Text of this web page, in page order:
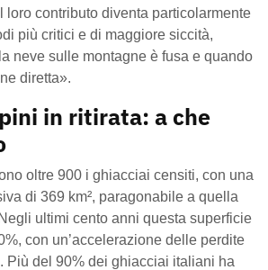
loro contributo diventa particolarmente
più critici e di maggiore siccità,
neve sulle montagne è fusa e quando
diretta».
in ritirata: a che
oltre 900 i ghiacciai censiti, con una
di 369 km², paragonabile a quella
ultimi cento anni questa superficie
con un’accelerazione delle perdite
Più del 90% dei ghiacciai italiani ha